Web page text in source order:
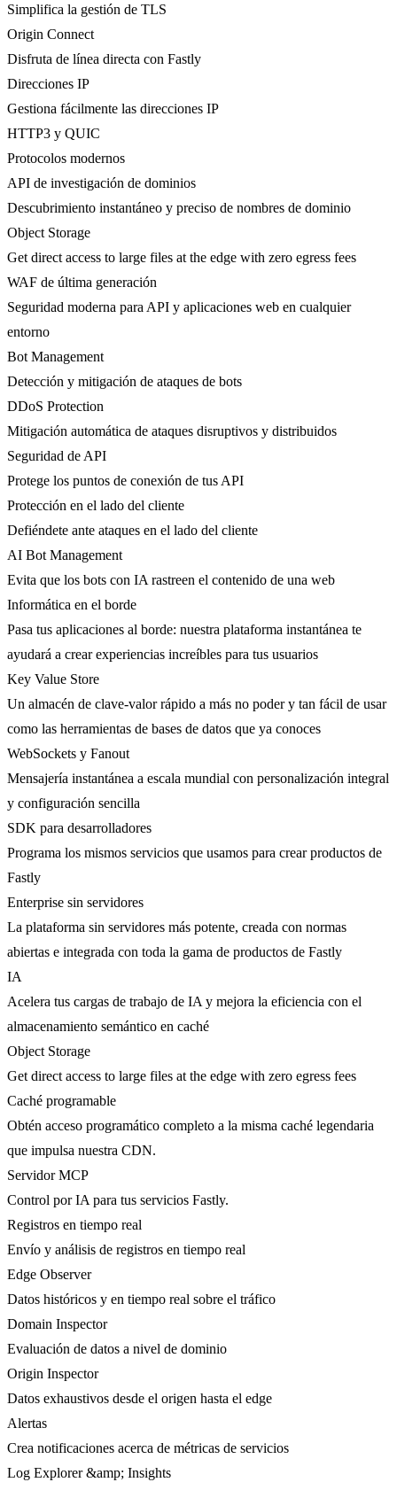
Simplifica la gestión de TLS
Origin Connect
Disfruta de línea directa con Fastly
Direcciones IP
Gestiona fácilmente las direcciones IP
HTTP3 y QUIC
Protocolos modernos
API de investigación de dominios
Descubrimiento instantáneo y preciso de nombres de dominio
Object Storage
Get direct access to large files at the edge with zero egress fees
WAF de última generación
Seguridad moderna para API y aplicaciones web en cualquier
entorno
Bot Management
Detección y mitigación de ataques de bots
DDoS Protection
Mitigación automática de ataques disruptivos y distribuidos
Seguridad de API
Protege los puntos de conexión de tus API
Protección en el lado del cliente
Defiéndete ante ataques en el lado del cliente
AI Bot Management
Evita que los bots con IA rastreen el contenido de una web
Informática en el borde
Pasa tus aplicaciones al borde: nuestra plataforma instantánea te
ayudará a crear experiencias increíbles para tus usuarios
Key Value Store
Un almacén de clave-valor rápido a más no poder y tan fácil de usar
como las herramientas de bases de datos que ya conoces
WebSockets y Fanout
Mensajería instantánea a escala mundial con personalización integral
y configuración sencilla
SDK para desarrolladores
Programa los mismos servicios que usamos para crear productos de
Fastly
Enterprise sin servidores
La plataforma sin servidores más potente, creada con normas
abiertas e integrada con toda la gama de productos de Fastly
IA
Acelera tus cargas de trabajo de IA y mejora la eficiencia con el
almacenamiento semántico en caché
Object Storage
Get direct access to large files at the edge with zero egress fees
Caché programable
Obtén acceso programático completo a la misma caché legendaria
que impulsa nuestra CDN.
Servidor MCP
Control por IA para tus servicios Fastly.
Registros en tiempo real
Envío y análisis de registros en tiempo real
Edge Observer
Datos históricos y en tiempo real sobre el tráfico
Domain Inspector
Evaluación de datos a nivel de dominio
Origin Inspector
Datos exhaustivos desde el origen hasta el edge
Alertas
Crea notificaciones acerca de métricas de servicios
Log Explorer &amp; Insights